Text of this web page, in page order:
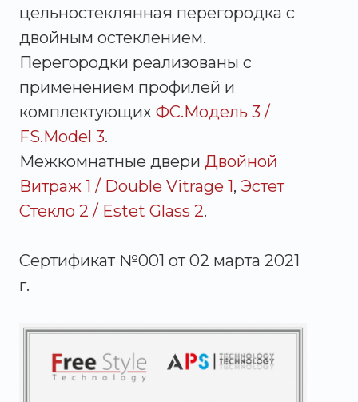
цельностеклянная перегородка с
двойным остеклением.
Перегородки реализованы с
применением профилей и
комплектующих ФС.Модель 3 /
FS.Model 3.
Межкомнатные двери Двойной
Витраж 1 / Double Vitrage 1, Эстет
Стекло 2 / Estet Glass 2.
Сертификат №001 от 02 марта 2021
г.